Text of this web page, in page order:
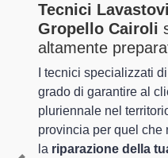
Tecnici
Gropello Cairoli
altamente
I tecnici specializzati
grado di garantire al
pluriennale nel
provincia per quel che
la riparazione della